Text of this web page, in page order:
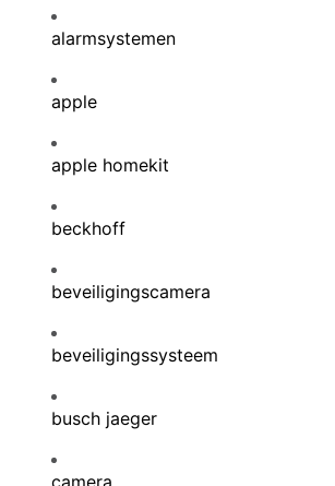
alarmsystemen
apple
apple homekit
beckhoff
beveiligingscamera
beveiligingssysteem
busch jaeger
camera